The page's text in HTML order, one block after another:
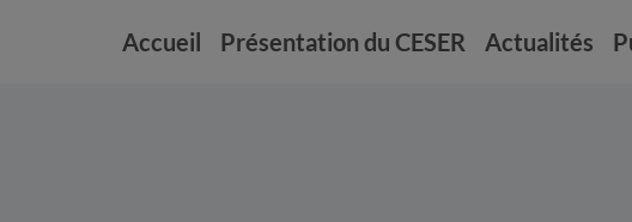
Accueil Présentation du CESER Actualités